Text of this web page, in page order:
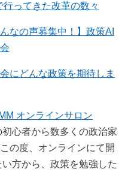
行ってきた改革の数々
なの声募集中！】政策AI
にどんな政策を期待しま
オンラインサロン
心者から数多くの政治家
の度、オンラインにて開
方から、政策を勉強した